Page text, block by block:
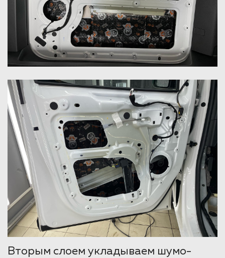
Вторым слоем укладываем шумо-